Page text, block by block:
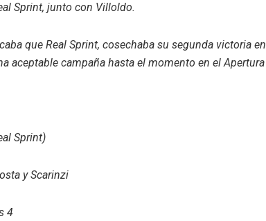
Sprint, junto con Villoldo.
que Real Sprint, cosechaba su segunda victoria en
aceptable campaña hasta el momento en el Apertura
Sprint)
y Scarinzi
4